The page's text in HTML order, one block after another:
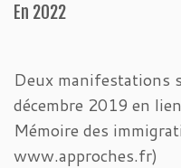
En 2022
Deux manifestations
décembre 2019 en
Mémoire des
www.approches.fr)